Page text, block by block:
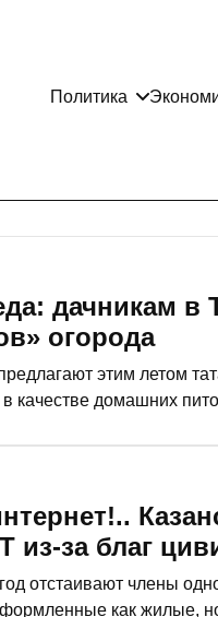
Политика
дачникам в
огорода
этим летом
в качестве домашних
из-за благ
отстаивают члены
как жилые,